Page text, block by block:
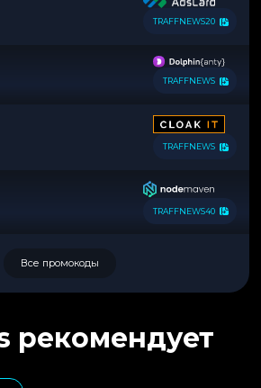
TRAFFNEWS20
TRAFFNEWS
TRAFFNEWS
TRAFFNEWS40
Все промокоды
рекомендует